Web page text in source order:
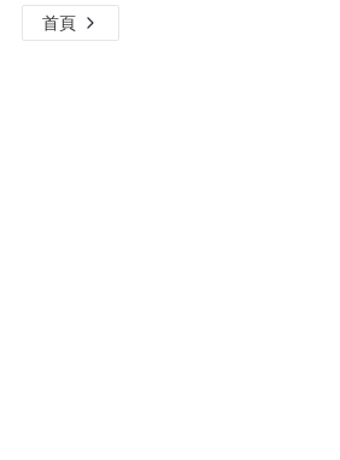
首頁